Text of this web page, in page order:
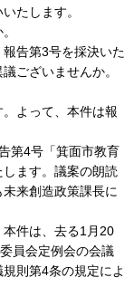
たします。
告第3号を採決いた
ございませんか。
よって、本件は報
第4号「箕面市教育
ます。議案の朗読
来創造政策課長に
本件は、去る1月20
員会定例会の会議
則第4条の規定によ